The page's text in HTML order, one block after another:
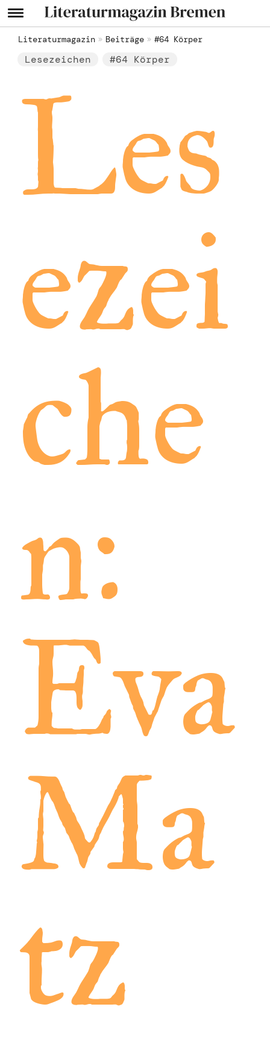
Literaturmagazin Beiträge #64 Körper
Lesezeichen #64 Körper
Les
ezei
che
n:
Eva
Ma
tz